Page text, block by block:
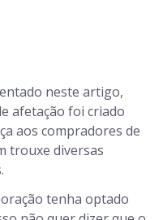
neste artigo,
afetação foi criado
aos compradores de
trouxe diversas
tenha optado